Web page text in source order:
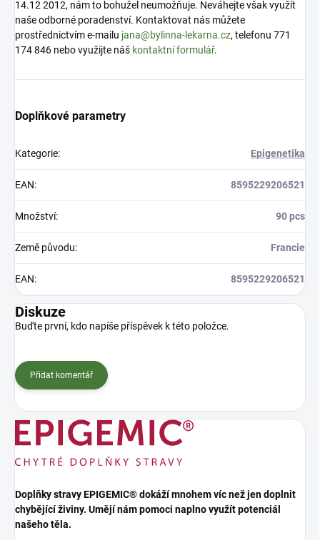
14.12 2012, nám to bohužel neumožňuje. Neváhejte však využít
naše odborné poradenství. Kontaktovat nás můžete
prostřednictvím e-mailu jana@bylinna-lekarna.cz, telefonu 771
174 846 nebo využijte náš kontaktní formulář.
Doplňkové parametry
Kategorie: Epigenetika
EAN: 8595229206521
Množství: 90 pcs
Země původu: Francie
EAN: 8595229206521
Diskuze
Buďte první, kdo napíše příspěvek k této položce.
Přidat komentář
Doplňky stravy EPIGEMIC® dokáží mnohem víc než jen doplnit
chybějící živiny. Umějí nám pomoci naplno využít potenciál
našeho těla.